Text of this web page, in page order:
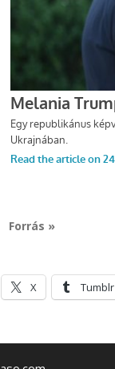
Forrás »
X Tumblr